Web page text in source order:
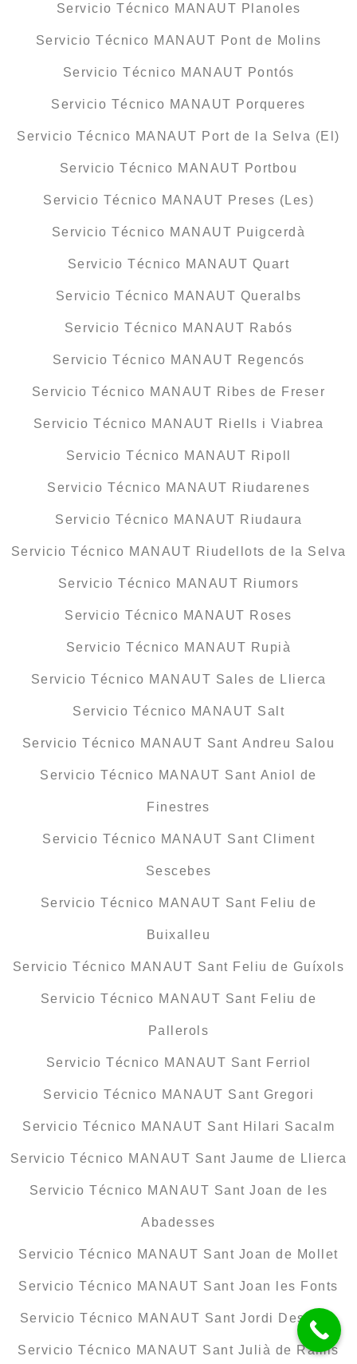
Servicio Técnico MANAUT Planoles
Servicio Técnico MANAUT Pont de Molins
Servicio Técnico MANAUT Pontós
Servicio Técnico MANAUT Porqueres
Servicio Técnico MANAUT Port de la Selva (El)
Servicio Técnico MANAUT Portbou
Servicio Técnico MANAUT Preses (Les)
Servicio Técnico MANAUT Puigcerdà
Servicio Técnico MANAUT Quart
Servicio Técnico MANAUT Queralbs
Servicio Técnico MANAUT Rabós
Servicio Técnico MANAUT Regencós
Servicio Técnico MANAUT Ribes de Freser
Servicio Técnico MANAUT Riells i Viabrea
Servicio Técnico MANAUT Ripoll
Servicio Técnico MANAUT Riudarenes
Servicio Técnico MANAUT Riudaura
Servicio Técnico MANAUT Riudellots de la Selva
Servicio Técnico MANAUT Riumors
Servicio Técnico MANAUT Roses
Servicio Técnico MANAUT Rupià
Servicio Técnico MANAUT Sales de Llierca
Servicio Técnico MANAUT Salt
Servicio Técnico MANAUT Sant Andreu Salou
Servicio Técnico MANAUT Sant Aniol de
Finestres
Servicio Técnico MANAUT Sant Climent
Sescebes
Servicio Técnico MANAUT Sant Feliu de
Buixalleu
Servicio Técnico MANAUT Sant Feliu de Guíxols
Servicio Técnico MANAUT Sant Feliu de
Pallerols
Servicio Técnico MANAUT Sant Ferriol
Servicio Técnico MANAUT Sant Gregori
Servicio Técnico MANAUT Sant Hilari Sacalm
Servicio Técnico MANAUT Sant Jaume de Llierca
Servicio Técnico MANAUT Sant Joan de les
Abadesses
Servicio Técnico MANAUT Sant Joan de Mollet
Servicio Técnico MANAUT Sant Joan les Fonts
Servicio Técnico MANAUT Sant Jordi Desvalls
Servicio Técnico MANAUT Sant Julià de Ramis